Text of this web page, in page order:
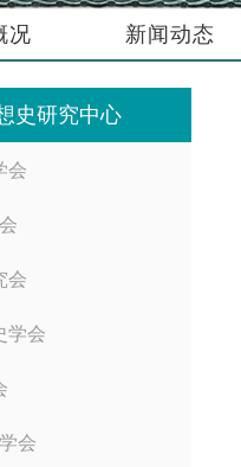
况 新闻动态
史研究中心
会
会
学会
会